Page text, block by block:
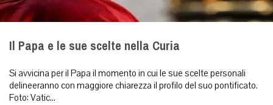
Il Papa e le sue scelte nella Curia
Si avvicina per il Papa il momento in cui le sue scelte personali
delineeranno con maggiore chiarezza il profilo del suo pontificato.
Foto: Vatic...